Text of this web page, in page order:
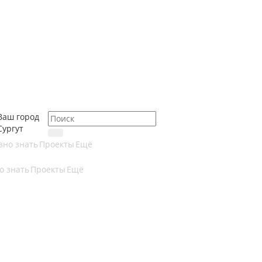
город
знатьПроекты Ещё
знатьПроекты Ещё